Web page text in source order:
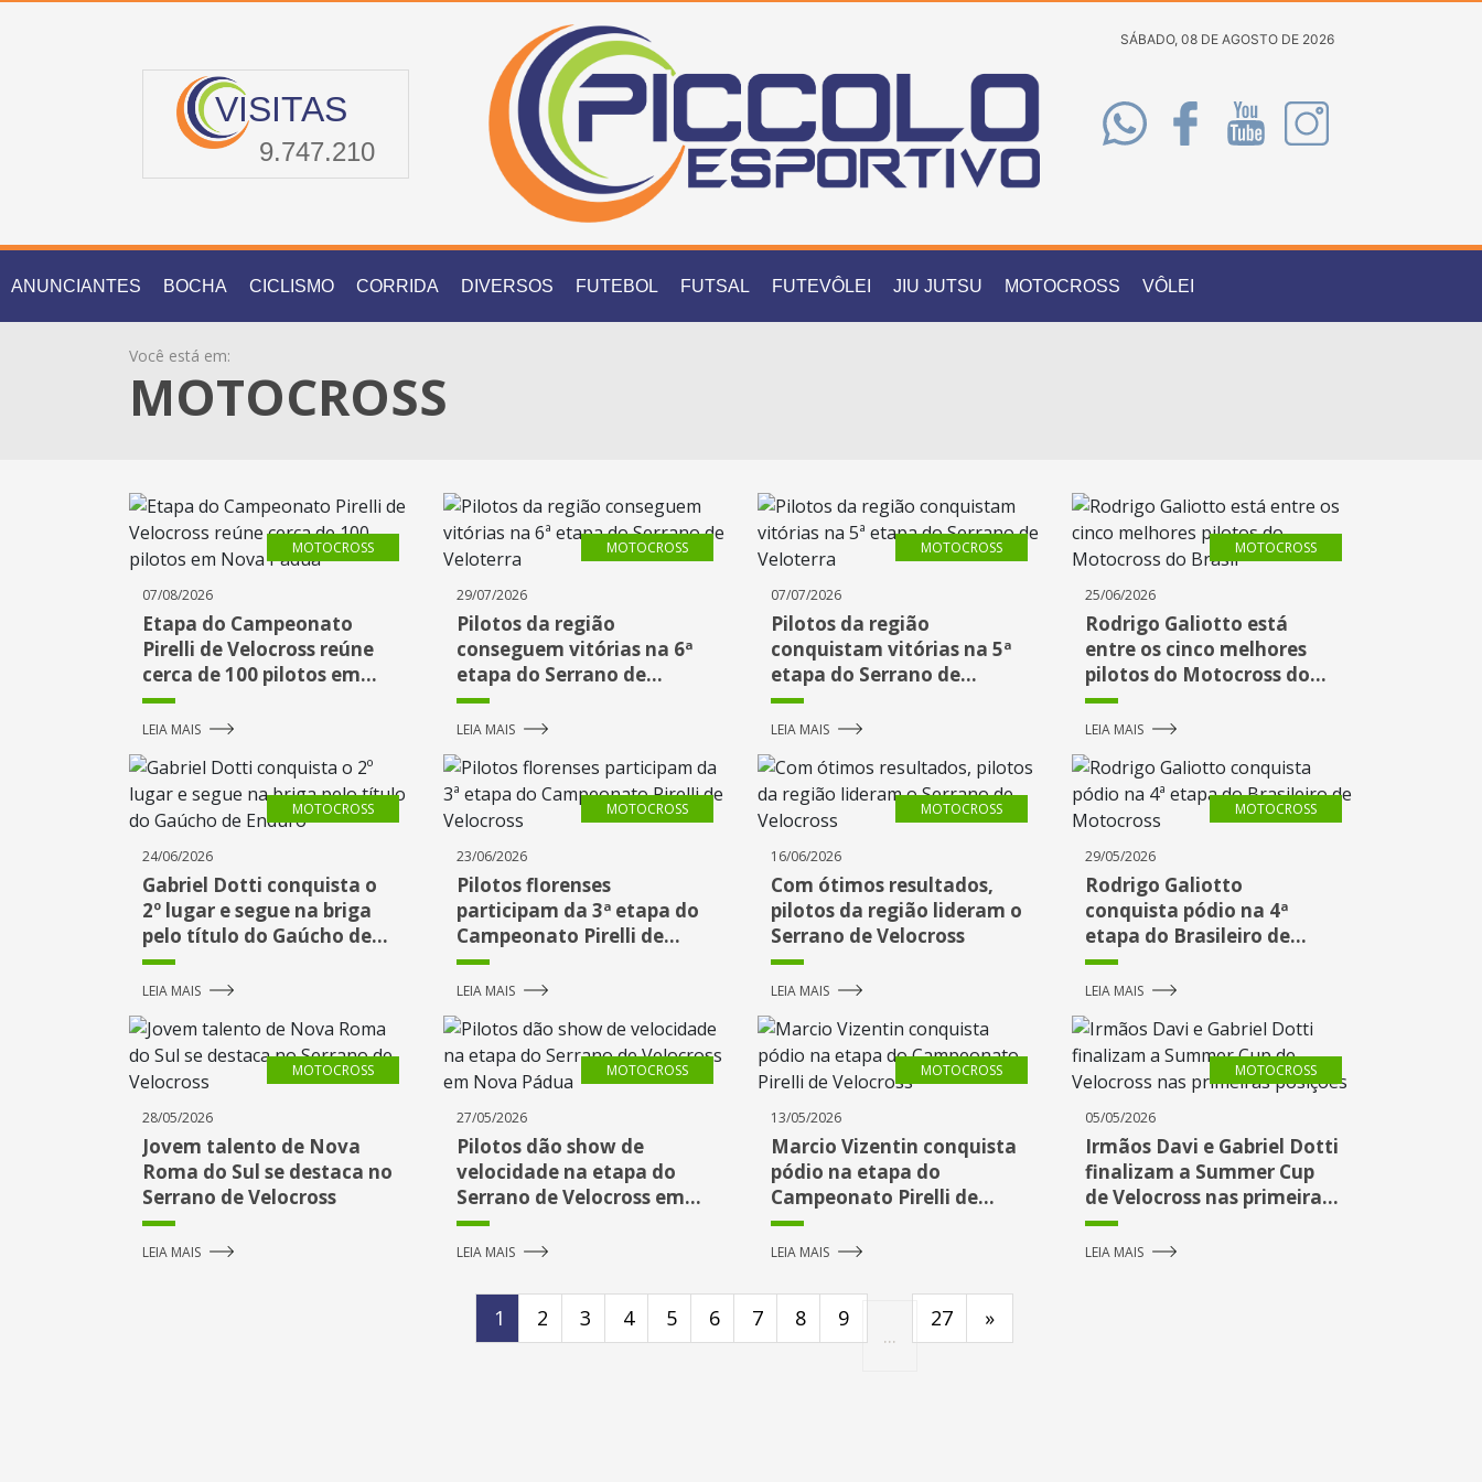
VISITAS
9.747.210
SÁBADO, 08 DE AGOSTO DE 2026
ANUNCIANTES BOCHA CICLISMO CORRIDA DIVERSOS FUTEBOL FUTSAL FUTEVÔLEI JIU JUTSU MOTOCROSS VÔLEI
Você está em:
MOTOCROSS
MOTOCROSS
07/08/2026
Etapa do Campeonato
Pirelli de Velocross reúne
cerca de 100 pilotos em
Nova Pádua
LEIA MAIS
MOTOCROSS
29/07/2026
Pilotos da região
conseguem vitórias na 6ª
etapa do Serrano de
Veloterra
LEIA MAIS
MOTOCROSS
07/07/2026
Pilotos da região
conquistam vitórias na 5ª
etapa do Serrano de
Veloterra
LEIA MAIS
MOTOCROSS
25/06/2026
Rodrigo Galiotto está
entre os cinco melhores
pilotos do Motocross do
Brasil
LEIA MAIS
MOTOCROSS
24/06/2026
Gabriel Dotti conquista o
2º lugar e segue na briga
pelo título do Gaúcho de
Enduro
LEIA MAIS
MOTOCROSS
23/06/2026
Pilotos florenses
participam da 3ª etapa do
Campeonato Pirelli de
Velocross
LEIA MAIS
MOTOCROSS
16/06/2026
Com ótimos resultados,
pilotos da região lideram o
Serrano de Velocross
LEIA MAIS
MOTOCROSS
29/05/2026
Rodrigo Galiotto
conquista pódio na 4ª
etapa do Brasileiro de
Motocross
LEIA MAIS
MOTOCROSS
28/05/2026
Jovem talento de Nova
Roma do Sul se destaca no
Serrano de Velocross
LEIA MAIS
MOTOCROSS
27/05/2026
Pilotos dão show de
velocidade na etapa do
Serrano de Velocross em
Nova Pádua
LEIA MAIS
MOTOCROSS
13/05/2026
Marcio Vizentin conquista
pódio na etapa do
Campeonato Pirelli de
Velocross
LEIA MAIS
MOTOCROSS
05/05/2026
Irmãos Davi e Gabriel Dotti
finalizam a Summer Cup
de Velocross nas primeiras
posições
LEIA MAIS
1 2 3 4 5 6 7 8 9
...
27 »